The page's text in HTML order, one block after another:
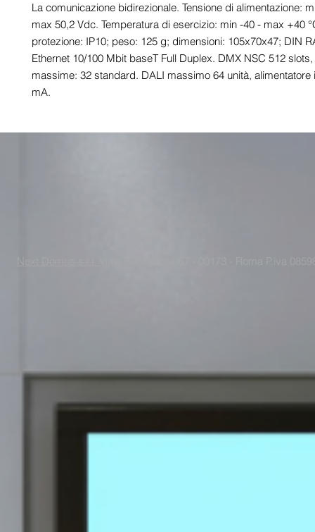
La comunicazione bidirezionale. Tensione di alimentazione:
max 50,2 Vdc. Temperatura di esercizio: min -40 - max +40
protezione: IP10; peso: 125 g; dimensioni: 105x70x47; DIN
Ethernet 10/100 Mbit baseT Full Duplex. DMX NSC 512
massime: 32 standard. DALI massimo 64 unità, alimentatore
mA.